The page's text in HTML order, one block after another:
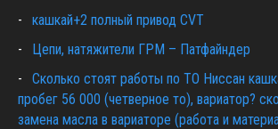
кашкай+2 полный привод CVT
Цепи, натяжители ГРМ – Патфайндер
Сколько стоят работы по ТО Ниссан
пробег 56 000 (четверное то), вариатор?
замена масла в вариаторе (работа и